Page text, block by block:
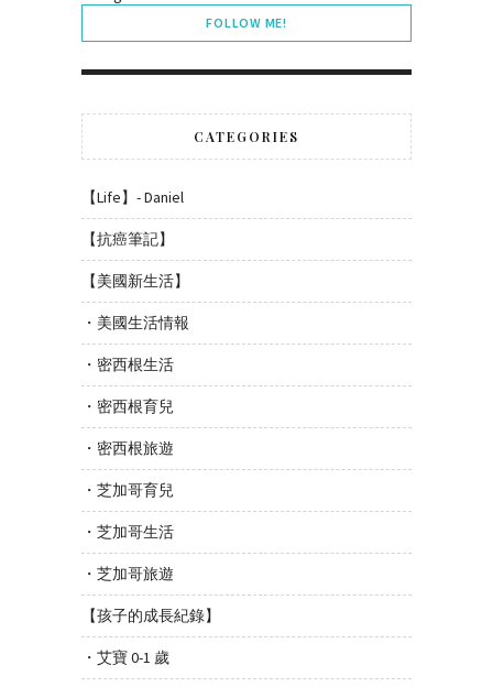
FOLLOW ME!
CATEGORIES
【Life】- Daniel
【抗癌筆記】
【美國新生活】
・美國生活情報
・密西根生活
・密西根育兒
・密西根旅遊
・芝加哥育兒
・芝加哥生活
・芝加哥旅遊
【孩子的成長紀錄】
・艾寶 0-1 歲